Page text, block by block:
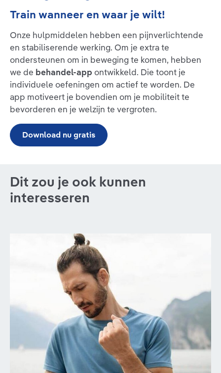
Train wanneer en waar je wilt!
Onze hulpmiddelen hebben een pijnverlichtende
en stabiliserende werking. Om je extra te
ondersteunen om in beweging te komen, hebben
we de behandel-app ontwikkeld. Die toont je
individuele oefeningen om actief te worden. De
app motiveert je bovendien om je mobiliteit te
bevorderen en je welzijn te vergroten.
Download nu gratis
Dit zou je ook kunnen
interesseren